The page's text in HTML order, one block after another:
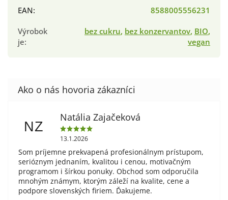
EAN:
8588005556231
Výrobok
je:
bez cukru, bez konzervantov, BIO,
vegan
NZ
Natália Zajačeková
13.1.2026
Som príjemne prekvapená profesionálnym prístupom,
serióznym jednaním, kvalitou i cenou, motivačným
programom i šírkou ponuky. Obchod som odporučila
mnohým známym, ktorým záleží na kvalite, cene a
podpore slovenských firiem. Ďakujeme.